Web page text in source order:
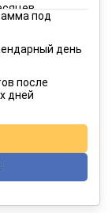
249 руб.
под
день
после
дней